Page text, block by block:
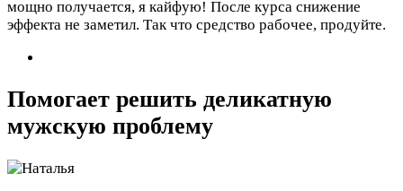
мощно получается, я кайфую! После курса снижение
эффекта не заметил. Так что средство рабочее, продуйте.
Помогает решить деликатную
мужскую проблему